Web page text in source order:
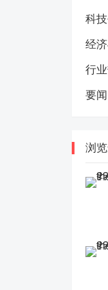
科
经
行
要闻
浏